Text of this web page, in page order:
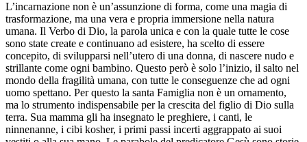
L’incarnazione non è un’assunzione di forma, come una magia di
trasformazione, ma una vera e propria immersione nella natura
umana. Il Verbo di Dio, la parola unica e con la quale tutte le cose
sono state create e continuano ad esistere, ha scelto di essere
concepito, di svilupparsi nell’utero di una donna, di nascere nudo e
strillante come ogni bambino. Questo però è solo l’inizio, il salto nel
mondo della fragilità umana, con tutte le conseguenze che ad ogni
uomo spettano. Per questo la santa Famiglia non è un ornamento,
ma lo strumento indispensabile per la crescita del figlio di Dio sulla
terra. Sua mamma gli ha insegnato le preghiere, i canti, le
ninnenanne, i cibi kosher, i primi passi incerti aggrappato ai suoi